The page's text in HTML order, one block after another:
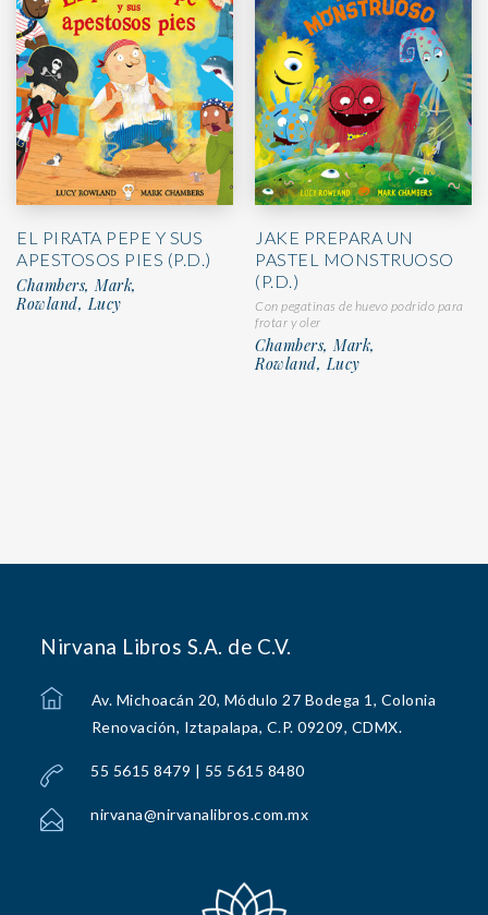
EL PIRATA PEPE Y SUS
APESTOSOS PIES (P.D.)
Chambers, Mark,
Rowland, Lucy
JAKE PREPARA UN
PASTEL MONSTRUOSO
(P.D.)
Con pegatinas de huevo podrido para
frotar y oler
Chambers, Mark,
Rowland, Lucy
Nirvana Libros S.A. de C.V.
Av. Michoacán 20, Módulo 27 Bodega 1, Colonia
Renovación, Iztapalapa, C.P. 09209, CDMX.
55 5615 8479 | 55 5615 8480
nirvana@nirvanalibros.com.mx